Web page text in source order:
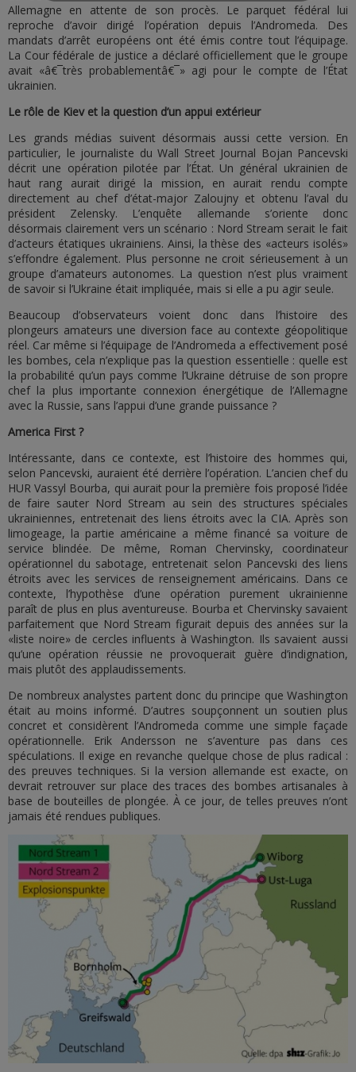
Allemagne en attente de son procès. Le parquet fédéral lui
reproche d’avoir dirigé l’opération depuis l’Andromeda. Des
mandats d’arrêt européens ont été émis contre tout l’équipage.
La Cour fédérale de justice a déclaré officiellement que le groupe
avait «â€¯très probablementâ€¯» agi pour le compte de l’État
ukrainien.
Le rôle de Kiev et la question d’un appui extérieur
Les grands médias suivent désormais aussi cette version. En
particulier, le journaliste du Wall Street Journal Bojan Pancevski
décrit une opération pilotée par l’État. Un général ukrainien de
haut rang aurait dirigé la mission, en aurait rendu compte
directement au chef d’état-major Zaloujny et obtenu l’aval du
président Zelensky. L’enquête allemande s’oriente donc
désormais clairement vers un scénario : Nord Stream serait le fait
d’acteurs étatiques ukrainiens. Ainsi, la thèse des «acteurs isolés»
s’effondre également. Plus personne ne croit sérieusement à un
groupe d’amateurs autonomes. La question n’est plus vraiment
de savoir si l’Ukraine était impliquée, mais si elle a pu agir seule.
Beaucoup d’observateurs voient donc dans l’histoire des
plongeurs amateurs une diversion face au contexte géopolitique
réel. Car même si l’équipage de l’Andromeda a effectivement posé
les bombes, cela n’explique pas la question essentielle : quelle est
la probabilité qu’un pays comme l’Ukraine détruise de son propre
chef la plus importante connexion énergétique de l’Allemagne
avec la Russie, sans l’appui d’une grande puissance ?
America First ?
Intéressante, dans ce contexte, est l’histoire des hommes qui,
selon Pancevski, auraient été derrière l’opération. L’ancien chef du
HUR Vassyl Bourba, qui aurait pour la première fois proposé l’idée
de faire sauter Nord Stream au sein des structures spéciales
ukrainiennes, entretenait des liens étroits avec la CIA. Après son
limogeage, la partie américaine a même financé sa voiture de
service blindée. De même, Roman Chervinsky, coordinateur
opérationnel du sabotage, entretenait selon Pancevski des liens
étroits avec les services de renseignement américains. Dans ce
contexte, l’hypothèse d’une opération purement ukrainienne
paraît de plus en plus aventureuse. Bourba et Chervinsky savaient
parfaitement que Nord Stream figurait depuis des années sur la
«liste noire» de cercles influents à Washington. Ils savaient aussi
qu’une opération réussie ne provoquerait guère d’indignation,
mais plutôt des applaudissements.
De nombreux analystes partent donc du principe que Washington
était au moins informé. D’autres soupçonnent un soutien plus
concret et considèrent l’Andromeda comme une simple façade
opérationnelle. Erik Andersson ne s’aventure pas dans ces
spéculations. Il exige en revanche quelque chose de plus radical :
des preuves techniques. Si la version allemande est exacte, on
devrait retrouver sur place des traces des bombes artisanales à
base de bouteilles de plongée. À ce jour, de telles preuves n’ont
jamais été rendues publiques.